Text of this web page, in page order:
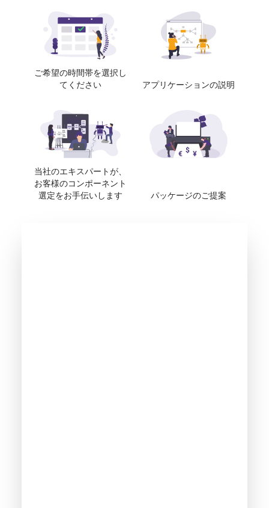
ご希望の時間帯を選択し
てください
アプリケーションの説明
当社のエキスパートが、
お客様のコンポーネント
選定をお手伝いします
パッケージのご提案